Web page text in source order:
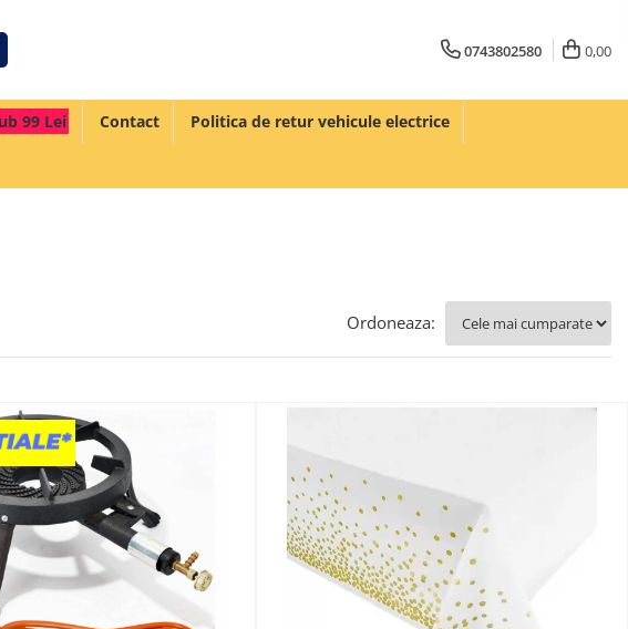
0743802580 0,00
99 Lei Contact Politica de retur vehicule electrice
Ordoneaza: